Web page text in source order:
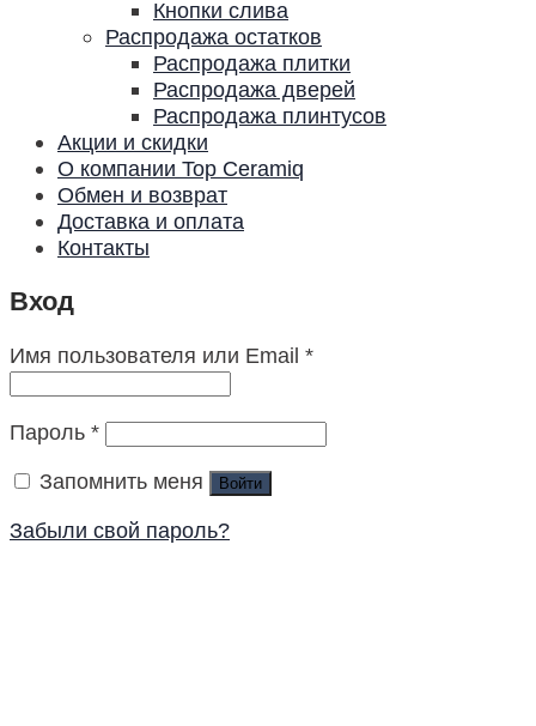
Кнопки слива
Распродажа остатков
Распродажа плитки
Распродажа дверей
Распродажа плинтусов
Акции и скидки
О компании Top Ceramiq
Обмен и возврат
Доставка и оплата
Контакты
Вход
Имя пользователя или Email *
Пароль *
Запомнить меня
Войти
Забыли свой пароль?